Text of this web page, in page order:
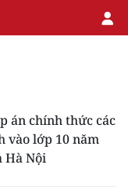
án chính thức các
vào lớp 10 năm
Hà Nội